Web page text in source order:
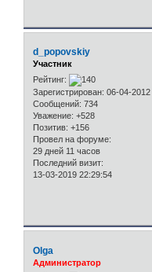
d_popovskiy
Участник
Рейтинг:
Зарегистрирован: 06-04-2012
Сообщений: 734
Уважение: +528
Позитив: +156
Провел на форуме:
29 дней 11 часов
Последний визит:
13-03-2019 22:29:54
Olga
Администратор